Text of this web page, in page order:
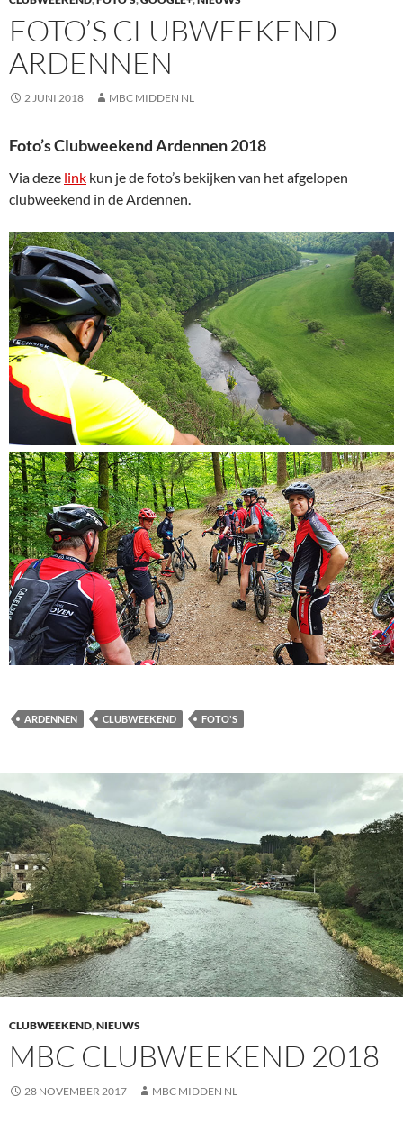
FOTO’S CLUBWEEKEND
ARDENNEN
2 JUNI 2018 MBC MIDDEN NL
Foto’s Clubweekend Ardennen 2018
Via deze link kun je de foto’s bekijken van het afgelopen
clubweekend in de Ardennen.
ARDENNEN CLUBWEEKEND FOTO'S
CLUBWEEKEND,NIEUWS
MBC CLUBWEEKEND 2018
28 NOVEMBER 2017 MBC MIDDEN NL